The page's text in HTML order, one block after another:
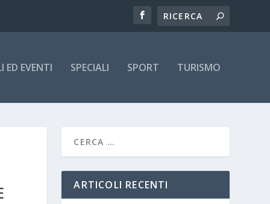
ED EVENTI SPECIALI SPORT TURISMO
ARTICOLI RECENTI